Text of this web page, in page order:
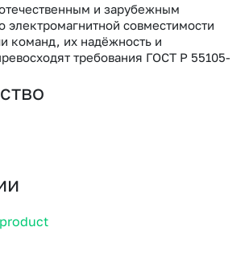
отечественным и зарубежным
электромагнитной совместимости
команд, их надёжность и
требования ГОСТ Р 55105-